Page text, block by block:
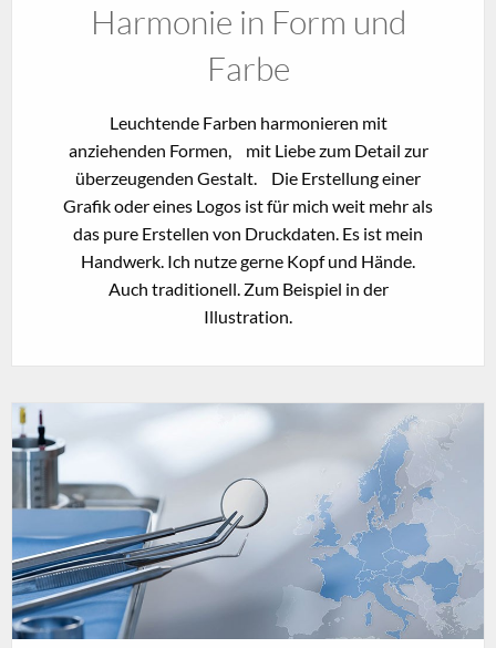
Harmonie in Form und
Farbe
Leuchtende Farben harmonieren mit
anziehenden Formen, mit Liebe zum Detail zur
überzeugenden Gestalt. Die Erstellung einer
Grafik oder eines Logos ist für mich weit mehr als
das pure Erstellen von Druckdaten. Es ist mein
Handwerk. Ich nutze gerne Kopf und Hände.
Auch traditionell. Zum Beispiel in der
Illustration.